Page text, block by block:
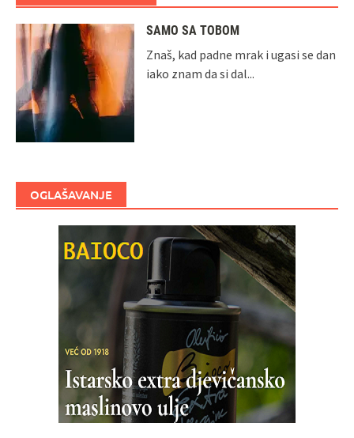
SAMO SA TOBOM
Znaš, kad padne mrak i ugasi se dan
iako znam da si dal...
OGLAŠAVANJE